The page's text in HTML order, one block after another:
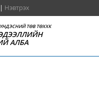
Нэвтрэх
ТӨВ ТӨХХК
АЛБА